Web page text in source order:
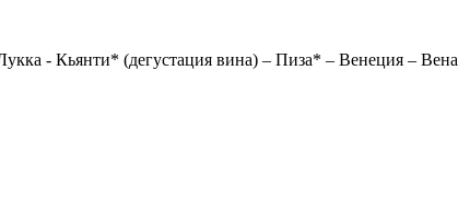
- Кьянти* (дегустация вина) – Пиза* – Венеция – Вена